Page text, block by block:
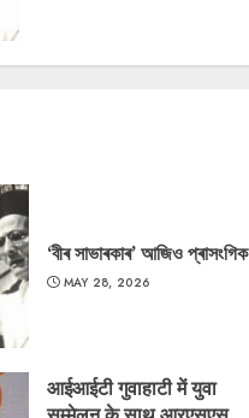
‘বীৰ সাভাৰকাৰ’ আজিও প্ৰাসংগিক
MAY 28, 2026
आईआईटी गुवाहाटी में युवा